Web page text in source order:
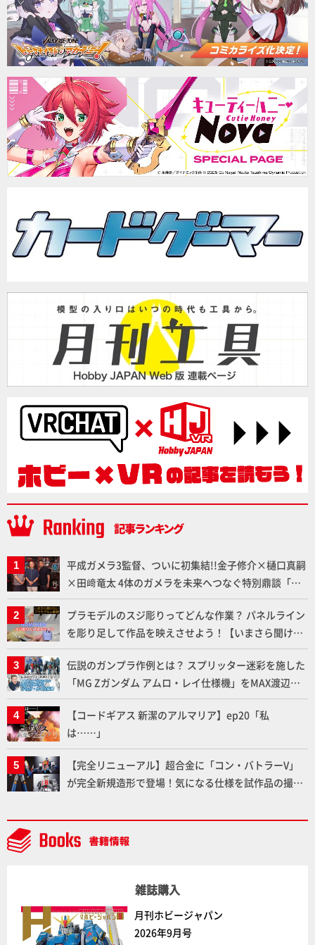
平成ガメラ3監督、ついに初集結!!金子修介×樋口真嗣
×田﨑竜太 4体のガメラを未来へつなぐ特別鼎談「ガ
メラ永久保存化プロジェクト FINAL」
プラモデルのスジ彫りってどんな作業？ パネルライン
を彫り足して作品を映えさせよう！【いまさら聞けな
いプラモデルの基礎：スジ彫りとパネルライン】
伝説のガンプラ作例とは？ スプリッター迷彩を施した
「MG Zガンダム アムロ・レイ仕様機」をMAX渡辺が
ふたたび塗る!!【試し読み】
【コードギアス 新潔のアルマリア】ep20「私
は……」
【完全リニューアル】超合金に「コン・バトラーV」
が完全新規造形で登場！気になる仕様を試作品の撮り
ト」セット情報もお届け！【超合金の魂】
雑誌購入
月刊ホビージャパン
2026年9月号